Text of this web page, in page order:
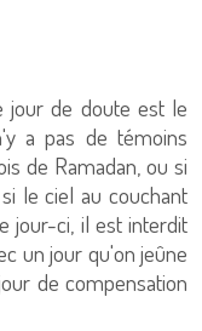
de doute est le
a pas de témoins
de Ramadan, ou si
le ciel au couchant
jour-ci, il est interdit
un jour qu'on jeûne
de compensation